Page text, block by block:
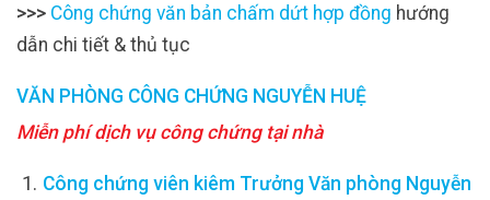
>>> Công chứng văn bản chấm dứt hợp đồng hướng
dẫn chi tiết & thủ tục
VĂN PHÒNG CÔNG CHỨNG NGUYỄN HUỆ
Miễn phí dịch vụ công chứng tại nhà
Công chứng viên kiêm Trưởng Văn phòng Nguyễn